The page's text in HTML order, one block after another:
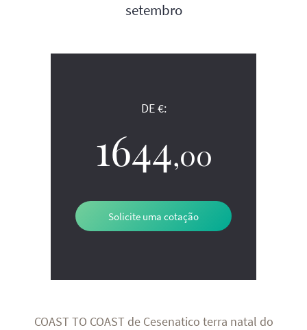
setembro
COAST TO COAST de Cesenatico terra natal do
DE €:
1644,00
Solicite uma cotação